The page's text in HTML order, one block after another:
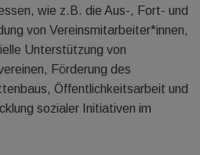
wie z.B. die Aus-, Fort- und
von Vereinsmitarbeiter*innen,
Unterstützung von
Förderung des
Öffentlichkeitsarbeit und
sozialer Initiativen im